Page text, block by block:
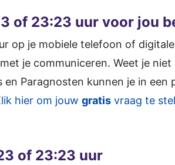
of 23:23 uur voor jou
op je mobiele telefoon of
je communiceren. Weet je
Paragnosten kunnen je in een
hier om jouw gratis vraag te
of 23:23 uur